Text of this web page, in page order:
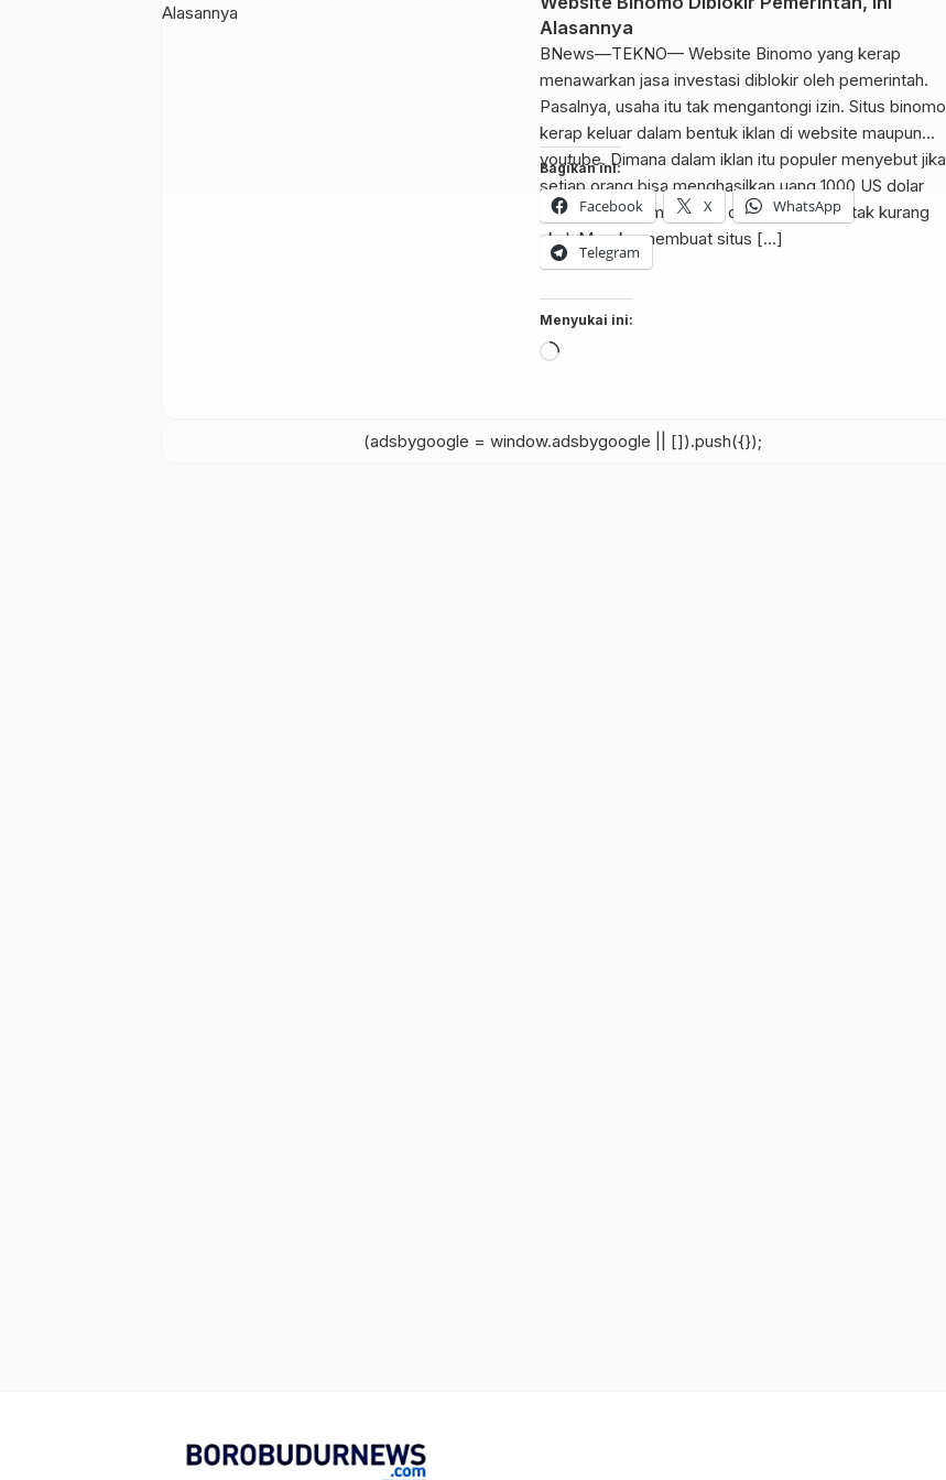
Alasannya
BNews—TEKNO— Website Binomo yang kerap
menawarkan jasa investasi diblokir oleh pemerintah.
Pasalnya, usaha itu tak mengantongi izin. Situs binomo
kerap keluar dalam bentuk iklan di website maupun
youtube. Dimana dalam iklan itu populer menyebut jika
setiap orang bisa menghasilkan uang 1000 US dolar
tanpa keluar rumah. Usai diblokir. Binomo tak kurang
akal. Mereka membuat situs […]
Bagikan ini:
Facebook X WhatsApp
Telegram
Menyukai ini:
Memuat...
(adsbygoogle = window.adsbygoogle || []).push({});